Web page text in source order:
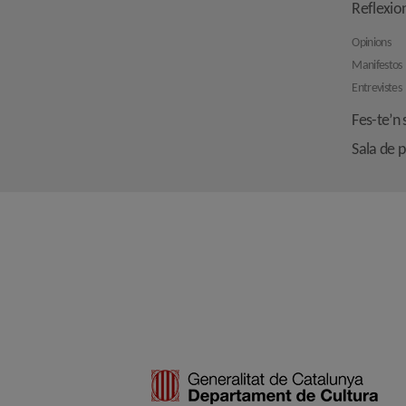
Opinions
Manifestos
Entrevistes
Fes-
Sala de